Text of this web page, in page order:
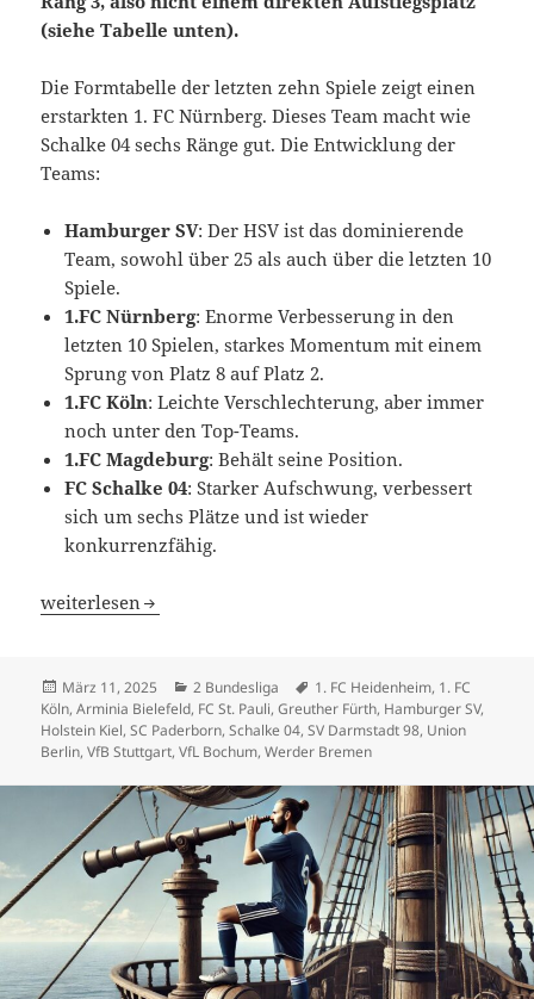
(siehe Tabelle unten).
Die Formtabelle der letzten zehn Spiele zeigt einen
erstarkten 1. FC Nürnberg. Dieses Team macht wie
Schalke 04 sechs Ränge gut. Die Entwicklung der
Teams:
Hamburger SV: Der HSV ist das dominierende
Team, sowohl über 25 als auch über die letzten 10
Spiele.
1.FC Nürnberg: Enorme Verbesserung in den
letzten 10 Spielen, starkes Momentum mit einem
Sprung von Platz 8 auf Platz 2.
1.FC Köln: Leichte Verschlechterung, aber immer
noch unter den Top-Teams.
1.FC Magdeburg: Behält seine Position.
FC Schalke 04: Starker Aufschwung, verbessert
sich um sechs Plätze und ist wieder
konkurrenzfähig.
Bricht HSV Tipis in der 2. Bundesliga ab? 1. FC
weiterlesen
Veröffentlicht
am
März 11, 2025 Kategorien
2 Bundesliga Schlagwörter
1. FC Heidenheim, 1. FC
Köln,Arminia Bielefeld, FC St. Pauli,Greuther Fürth, Hamburger SV,
Holstein Kiel,SC Paderborn,Schalke 04,SV Darmstadt 98, Union
Berlin,VfB Stuttgart,VfL Bochum,Werder Bremen